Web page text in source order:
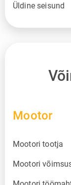
Üldine seisund
Mootor
Mootori tootja
Mootori